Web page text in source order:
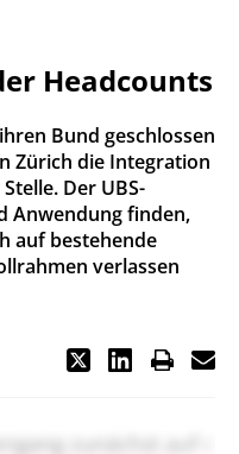
Headcounts
Bund geschlossen
Zürich die Integration
Der UBS-
Anwendung finden,
auf bestehende
verlassen